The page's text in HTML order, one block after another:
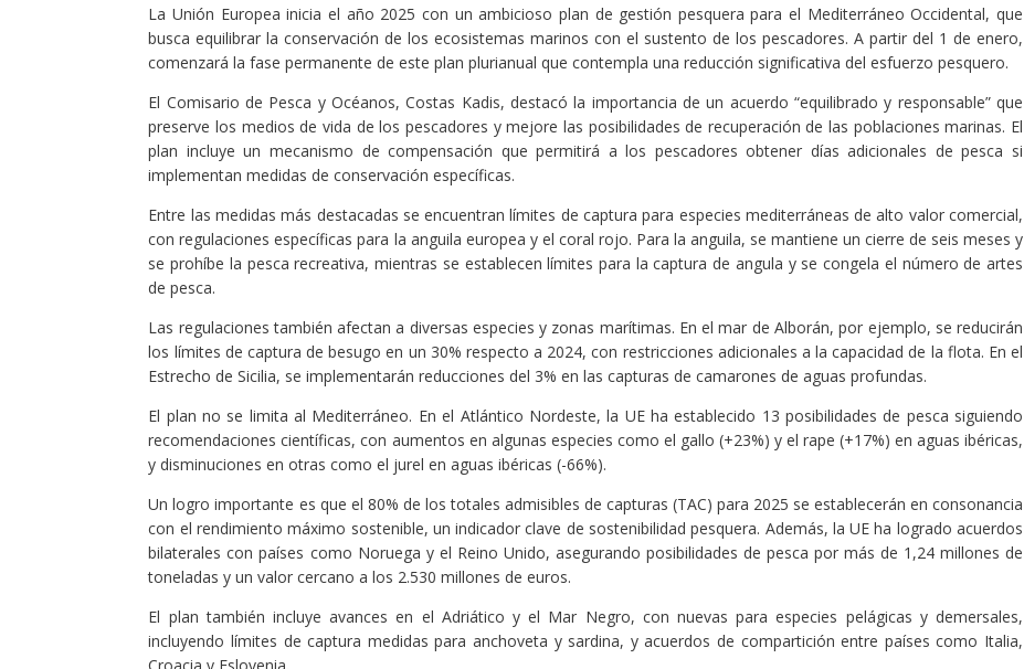
La Unión Europea inicia el año 2025 con un ambicioso plan de gestión pesquera para el Mediterráneo Occidental, que
busca equilibrar la conservación de los ecosistemas marinos con el sustento de los pescadores. A partir del 1 de enero,
comenzará la fase permanente de este plan plurianual que contempla una reducción significativa del esfuerzo pesquero.
El Comisario de Pesca y Océanos, Costas Kadis, destacó la importancia de un acuerdo “equilibrado y responsable” que
preserve los medios de vida de los pescadores y mejore las posibilidades de recuperación de las poblaciones marinas. El
plan incluye un mecanismo de compensación que permitirá a los pescadores obtener días adicionales de pesca si
implementan medidas de conservación específicas.
Entre las medidas más destacadas se encuentran límites de captura para especies mediterráneas de alto valor comercial,
con regulaciones específicas para la anguila europea y el coral rojo. Para la anguila, se mantiene un cierre de seis meses y
se prohíbe la pesca recreativa, mientras se establecen límites para la captura de angula y se congela el número de artes
de pesca.
Las regulaciones también afectan a diversas especies y zonas marítimas. En el mar de Alborán, por ejemplo, se reducirán
los límites de captura de besugo en un 30% respecto a 2024, con restricciones adicionales a la capacidad de la flota. En el
Estrecho de Sicilia, se implementarán reducciones del 3% en las capturas de camarones de aguas profundas.
El plan no se limita al Mediterráneo. En el Atlántico Nordeste, la UE ha establecido 13 posibilidades de pesca siguiendo
recomendaciones científicas, con aumentos en algunas especies como el gallo (+23%) y el rape (+17%) en aguas ibéricas,
y disminuciones en otras como el jurel en aguas ibéricas (-66%).
Un logro importante es que el 80% de los totales admisibles de capturas (TAC) para 2025 se establecerán en consonancia
con el rendimiento máximo sostenible, un indicador clave de sostenibilidad pesquera. Además, la UE ha logrado acuerdos
bilaterales con países como Noruega y el Reino Unido, asegurando posibilidades de pesca por más de 1,24 millones de
toneladas y un valor cercano a los 2.530 millones de euros.
El plan también incluye avances en el Adriático y el Mar Negro, con nuevas para especies pelágicas y demersales,
incluyendo límites de captura medidas para anchoveta y sardina, y acuerdos de compartición entre países como Italia,
Croacia y Eslovenia.